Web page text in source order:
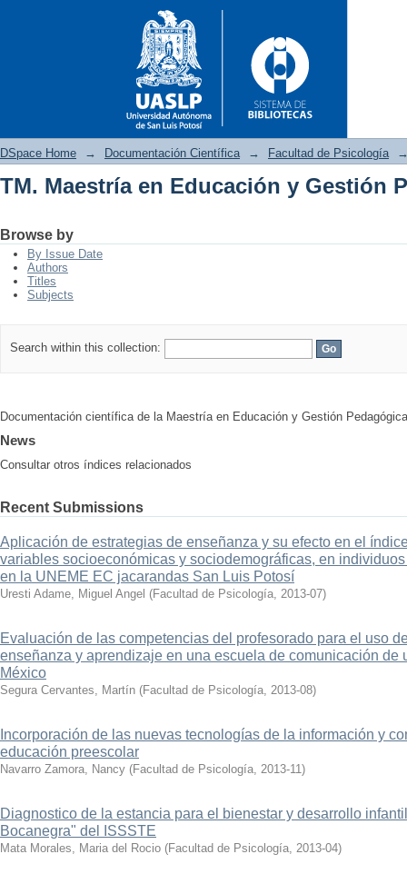
DSpace Home → Documentación Científica → Facultad de Psicología
TM. Maestría en Educación y Gestión
Browse by
By Issue Date
Authors
Titles
Subjects
Search within this collection:
Documentación científica de la Maestría en Educación y Gestión
News
Consultar otros índices relacionados
Recent Submissions
Aplicación de estrategias de enseñanza y su efecto en el
variables socioeconómicas y sociodemográficas, en
en la UNEME EC jacarandas San Luis Potosí
Uresti Adame, Miguel Angel (Facultad de Psicología, 2013-07)
Evaluación de las competencias del profesorado para el uso
enseñanza y aprendizaje en una escuela de comunicación de
México
Segura Cervantes, Martín (Facultad de Psicología, 2013-08)
Incorporación de las nuevas tecnologías de la información y
educación preescolar
Navarro Zamora, Nancy (Facultad de Psicología, 2013-11)
Diagnostico de la estancia para el bienestar y desarrollo
Bocanegra" del ISSSTE
Mata Morales, Maria del Rocio (Facultad de Psicología, 2013-04)